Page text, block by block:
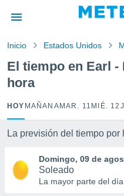
por
para
la
calidad.
a este
las
y
forma
Inicio Estados Unidos
El tiempo en Earl -
hora
HOY MAÑANA MAR. 11 MIÉ. 12
La previsión del tiempo por
Domingo, 09 de
Soleado
La mayor parte del día